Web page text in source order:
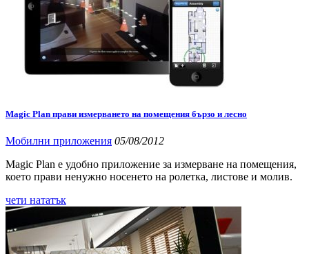
Magic Plan прави измерването на помещения бързо и лесно
Мобилни приложения 05/08/2012
Magic Plan е удобно приложение за измерване на помещения,
което прави ненужно носенето на ролетка, листове и молив.
чети нататък